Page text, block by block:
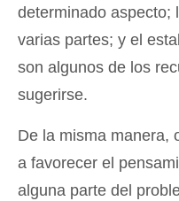
determinado aspecto;
varias partes; y el
son algunos de los
sugerirse.
De la misma manera,
a favorecer el
alguna parte del